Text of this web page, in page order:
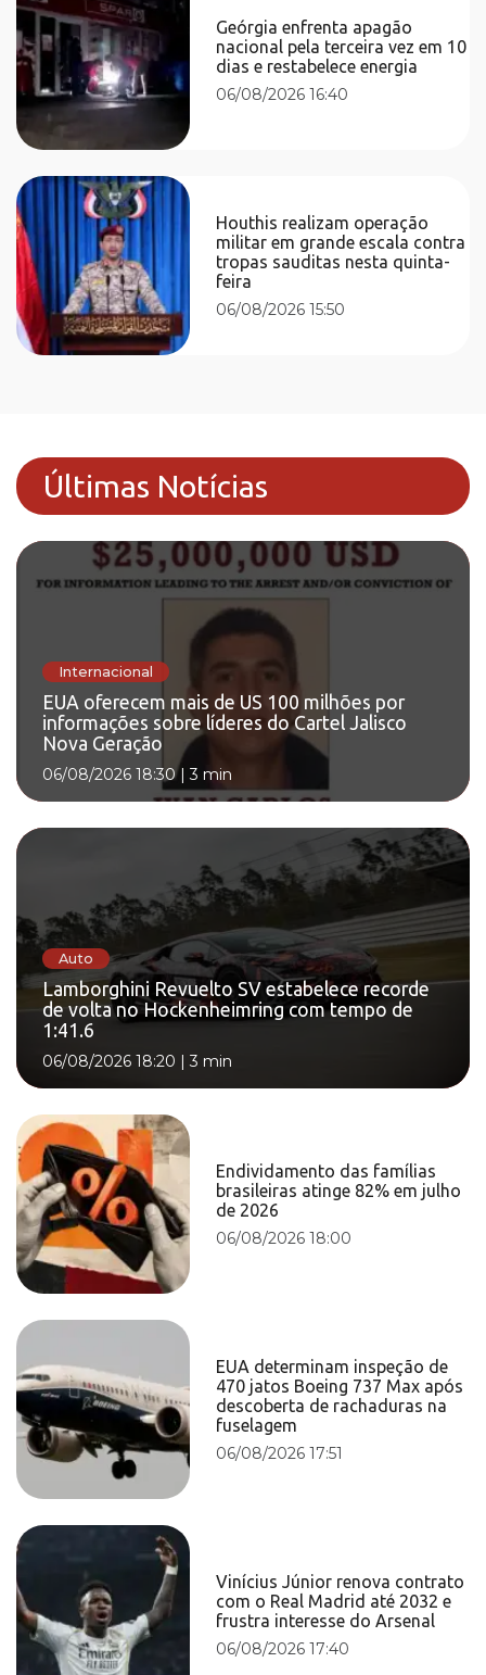
Geórgia enfrenta apagão
nacional pela terceira vez em 10
dias e restabelece energia
06/08/2026 16:40
Houthis realizam operação
militar em grande escala contra
tropas sauditas nesta quinta-
feira
06/08/2026 15:50
Últimas Notícias
Internacional
EUA oferecem mais de US 100 milhões por
informações sobre líderes do Cartel Jalisco
Nova Geração
06/08/2026 18:30|3 min
Auto
Lamborghini Revuelto SV estabelece recorde
de volta no Hockenheimring com tempo de
1:41.6
06/08/2026 18:20 |3 min
Endividamento das famílias
brasileiras atinge 82% em julho
de 2026
06/08/2026 18:00
EUA determinam inspeção de
470 jatos Boeing 737 Max após
descoberta de rachaduras na
fuselagem
06/08/2026 17:51
Vinícius Júnior renova contrato
com o Real Madrid até 2032 e
frustra interesse do Arsenal
06/08/2026 17:40